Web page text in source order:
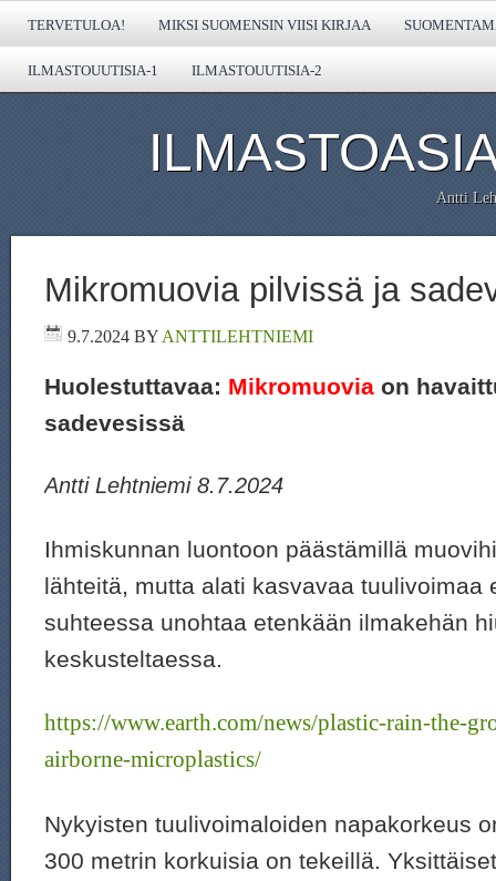
TERVETULOA! MIKSI SUOMENSIN VIISI KIRJAA
ILMASTOUUTISIA-1 ILMASTOUUTISIA-2
Antti
Mikromuovia pilvissä ja
9.7.2024 BYANTTILEHTNIEMI
Huolestuttavaa: Mikromuovia on
sadevesissä
Antti Lehtniemi 8.7.2024
Ihmiskunnan luontoon päästämillä
lähteitä, mutta alati kasvavaa tuulivoimaa
suhteessa unohtaa etenkään ilmakehän
keskusteltaessa.
https://www.earth.com/news/plastic-rain-the-
airborne-microplastics/
Nykyisten tuulivoimaloiden napakorkeus
300 metrin korkuisia on tekeillä.